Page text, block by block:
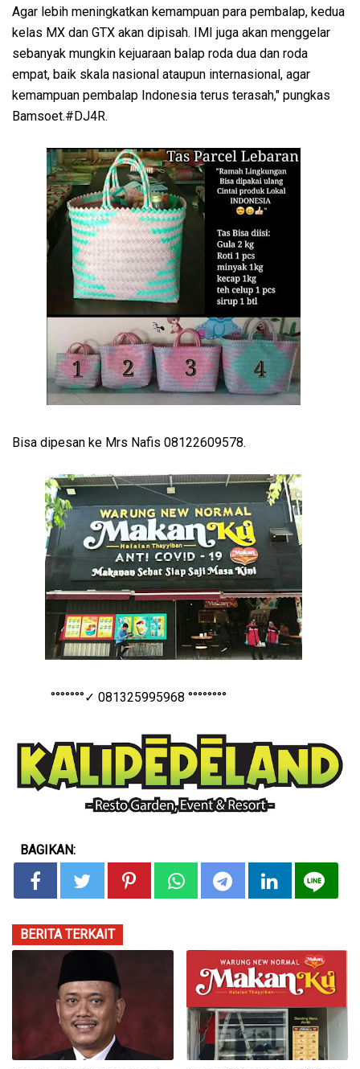
Agar lebih meningkatkan kemampuan para pembalap, kedua
kelas MX dan GTX akan dipisah. IMI juga akan menggelar
sebanyak mungkin kejuaraan balap roda dua dan roda
empat, baik skala nasional ataupun internasional, agar
kemampuan pembalap Indonesia terus terasah," pungkas
Bamsoet.#DJ4R.
Bisa dipesan ke Mrs Nafis 08122609578.
°°°°°°°✓ 081325995968 °°°°°°°°
BAGIKAN:
BERITA TERKAIT